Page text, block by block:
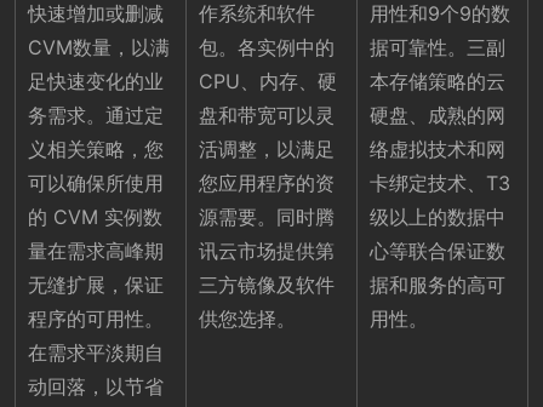
快速增加或删减
CVM数量，以满
足快速变化的业
务需求。通过定
义相关策略，您
可以确保所使用
的 CVM 实例数
量在需求高峰期
无缝扩展，保证
程序的可用性。
在需求平淡期自
动回落，以节省
作系统和软件
包。各实例中的
CPU、内存、硬
盘和带宽可以灵
活调整，以满足
您应用程序的资
源需要。同时腾
讯云市场提供第
三方镜像及软件
供您选择。
用性和9个9的数
据可靠性。三副
本存储策略的云
硬盘、成熟的网
络虚拟技术和网
卡绑定技术、T3
级以上的数据中
心等联合保证数
据和服务的高可
用性。